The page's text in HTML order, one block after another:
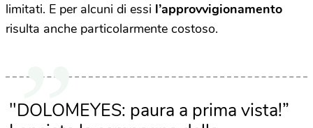
limitati. E per alcuni di essi l’approvvigionamento
risulta anche particolarmente costoso.
"DOLOMEYES: paura a prima vista!”